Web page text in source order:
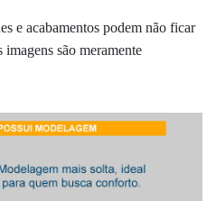
e acabamentos podem não ficar
são meramente